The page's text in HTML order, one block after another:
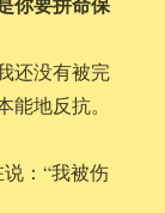
还没有被完
地反抗。
：“我被伤